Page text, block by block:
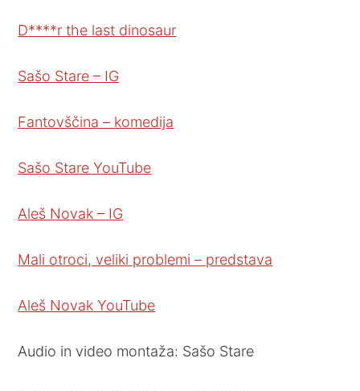
D****r the last dinosaur
Sašo Stare – IG
Fantovščina – komedija
Sašo Stare YouTube
Aleš Novak – IG
Mali otroci, veliki problemi – predstava
Aleš Novak YouTube
Audio in video montaža: Sašo Stare